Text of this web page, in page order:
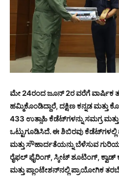
ಮೇ 24ರಂದ ಜೂನ್ 2ರ ವರೆಗೆ ವಾರ್ಷಿಕ
ಹಮ್ಮಿಕೊಂಡಿದ್ದಾರೆ, ದಕ್ಷಿಣ ಕನ್ನಡ ಮತ್ತು
433 ಉತ್ಸಾಹಿ ಕೆಡೆಟ್‌ಗಳನ್ನು ಸಮಗ್ರ
ಒಟ್ಟುಗೂಡಿಸಿದೆ. ಈ ಶಿಬಿರವು ಕೆಡೆಟ್‌ಗಳಲ್ಲಿ
ಮತ್ತು ಸೌಹಾರ್ದತೆಯನ್ನು ಬೆಳೆಸುವ
ರೈಫಲ್ ಫೈರಿಂಗ್, ಸ್ಕೀಟ್ ಶೂಟಿಂಗ್,
ಮತ್ತು ಪ್ಲಾಂಟೇಶನ್‌ನಲ್ಲಿ ಪ್ರಾಯೋಗಿಕ